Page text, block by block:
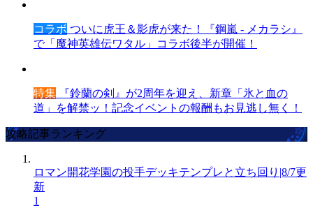
コラボ ついに虎王＆影虎が来た！『鋼嵐 - メカラシ』
で「魔神英雄伝ワタル」コラボ後半が開催！
特集 『鈴蘭の剣』が2周年を迎え、新章「氷と血の
道」を解禁ッ！記念イベントの報酬もお見逃し無く！
攻略記事ランキング
ロマン開花学園の投手デッキテンプレと立ち回り|8/7更
新
1